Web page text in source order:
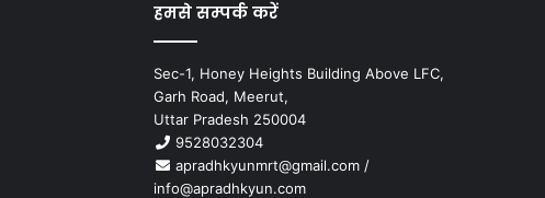
हमसे सम्पर्क करें
Sec-1, Honey Heights Building Above LFC,
Garh Road, Meerut,
Uttar Pradesh 250004
9528032304
apradhkyunmrt@gmail.com /
info@apradhkyun.com